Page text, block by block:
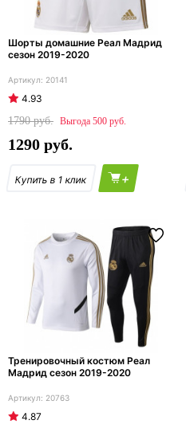
Шорты домашние Реал Мадрид
сезон 2019-2020
20141
4.93
1790
500
1290
+
Тренировочный костюм Реал
Мадрид сезон 2019-2020
20763
4.87